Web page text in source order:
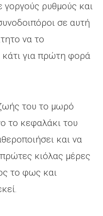
γοργούς ρυθμούς και
σε αυτή
να το
κάτι για πρώτη φορά
του το μωρό
το κεφαλάκι του
και να
κιόλας μέρες
το φως και